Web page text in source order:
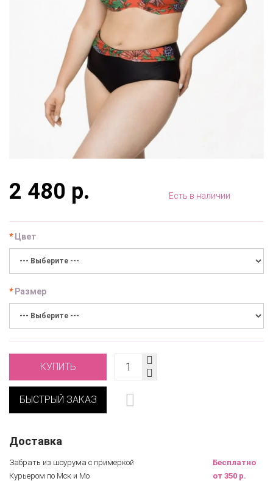
2 480 р. Есть в наличии
Цвет
Размер
КУПИТЬ
БЫСТРЫЙ ЗАКАЗ
Доставка
Забрать из шоурума с примеркой
Бесплатно
Курьером по Мск и Мо
от 350 р.